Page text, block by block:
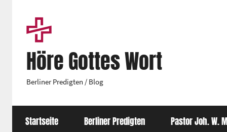
springen
Höre Gottes Wort
Berliner Predigten / Blog
Startseite Berliner Predigten Pastor Joh. W.